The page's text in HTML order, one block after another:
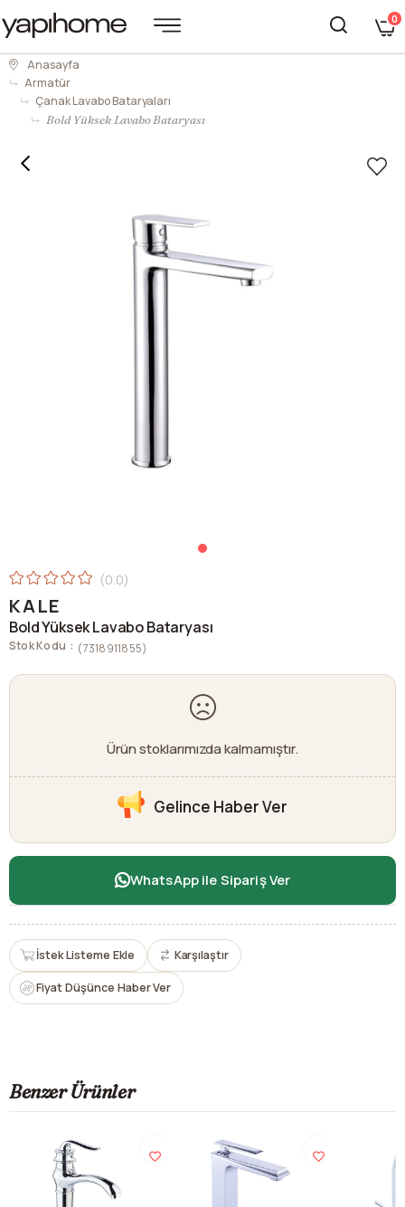
0
Anasayfa
Armatür
Çanak Lavabo Bataryaları
Bold Yüksek Lavabo Bataryası
0.0
KALE
Bold Yüksek Lavabo Bataryası
Stok Kodu (7318911855)
Ürün stoklarımızda kalmamıştır.
Gelince Haber Ver
WhatsApp ile Sipariş Ver
İstek Listeme Ekle Karşılaştır
Fiyat Düşünce Haber Ver
Benzer Ürünler